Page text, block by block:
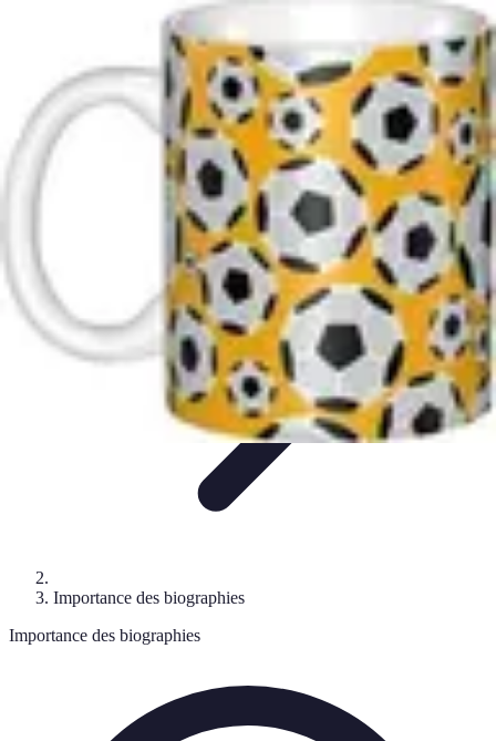
Biographies InspirantesBiographies
BiographiesBiographies InfluentesBiographies
Légendaires
Biographies Football
Importance des biographies
Importance des biographies